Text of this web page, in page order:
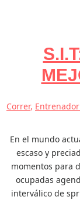
Correr,
En el mundo
escaso y
momentos para
ocupadas
interválico de